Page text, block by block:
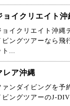
ョイクリエイト
ョイクリエイト沖縄
ビングツアーなら飛
ト...
レア沖縄
ァンダイビングを予
ビングツアーのJ-